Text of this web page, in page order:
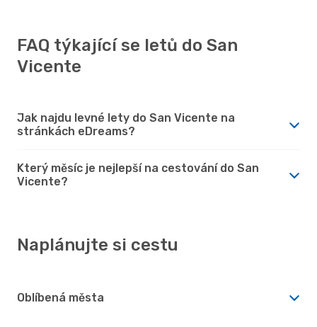
FAQ týkající se letů do San
Vicente
Jak najdu levné lety do San Vicente na
stránkách eDreams?
Který měsíc je nejlepší na cestování do San
Vicente?
Naplánujte si cestu
Oblíbená města